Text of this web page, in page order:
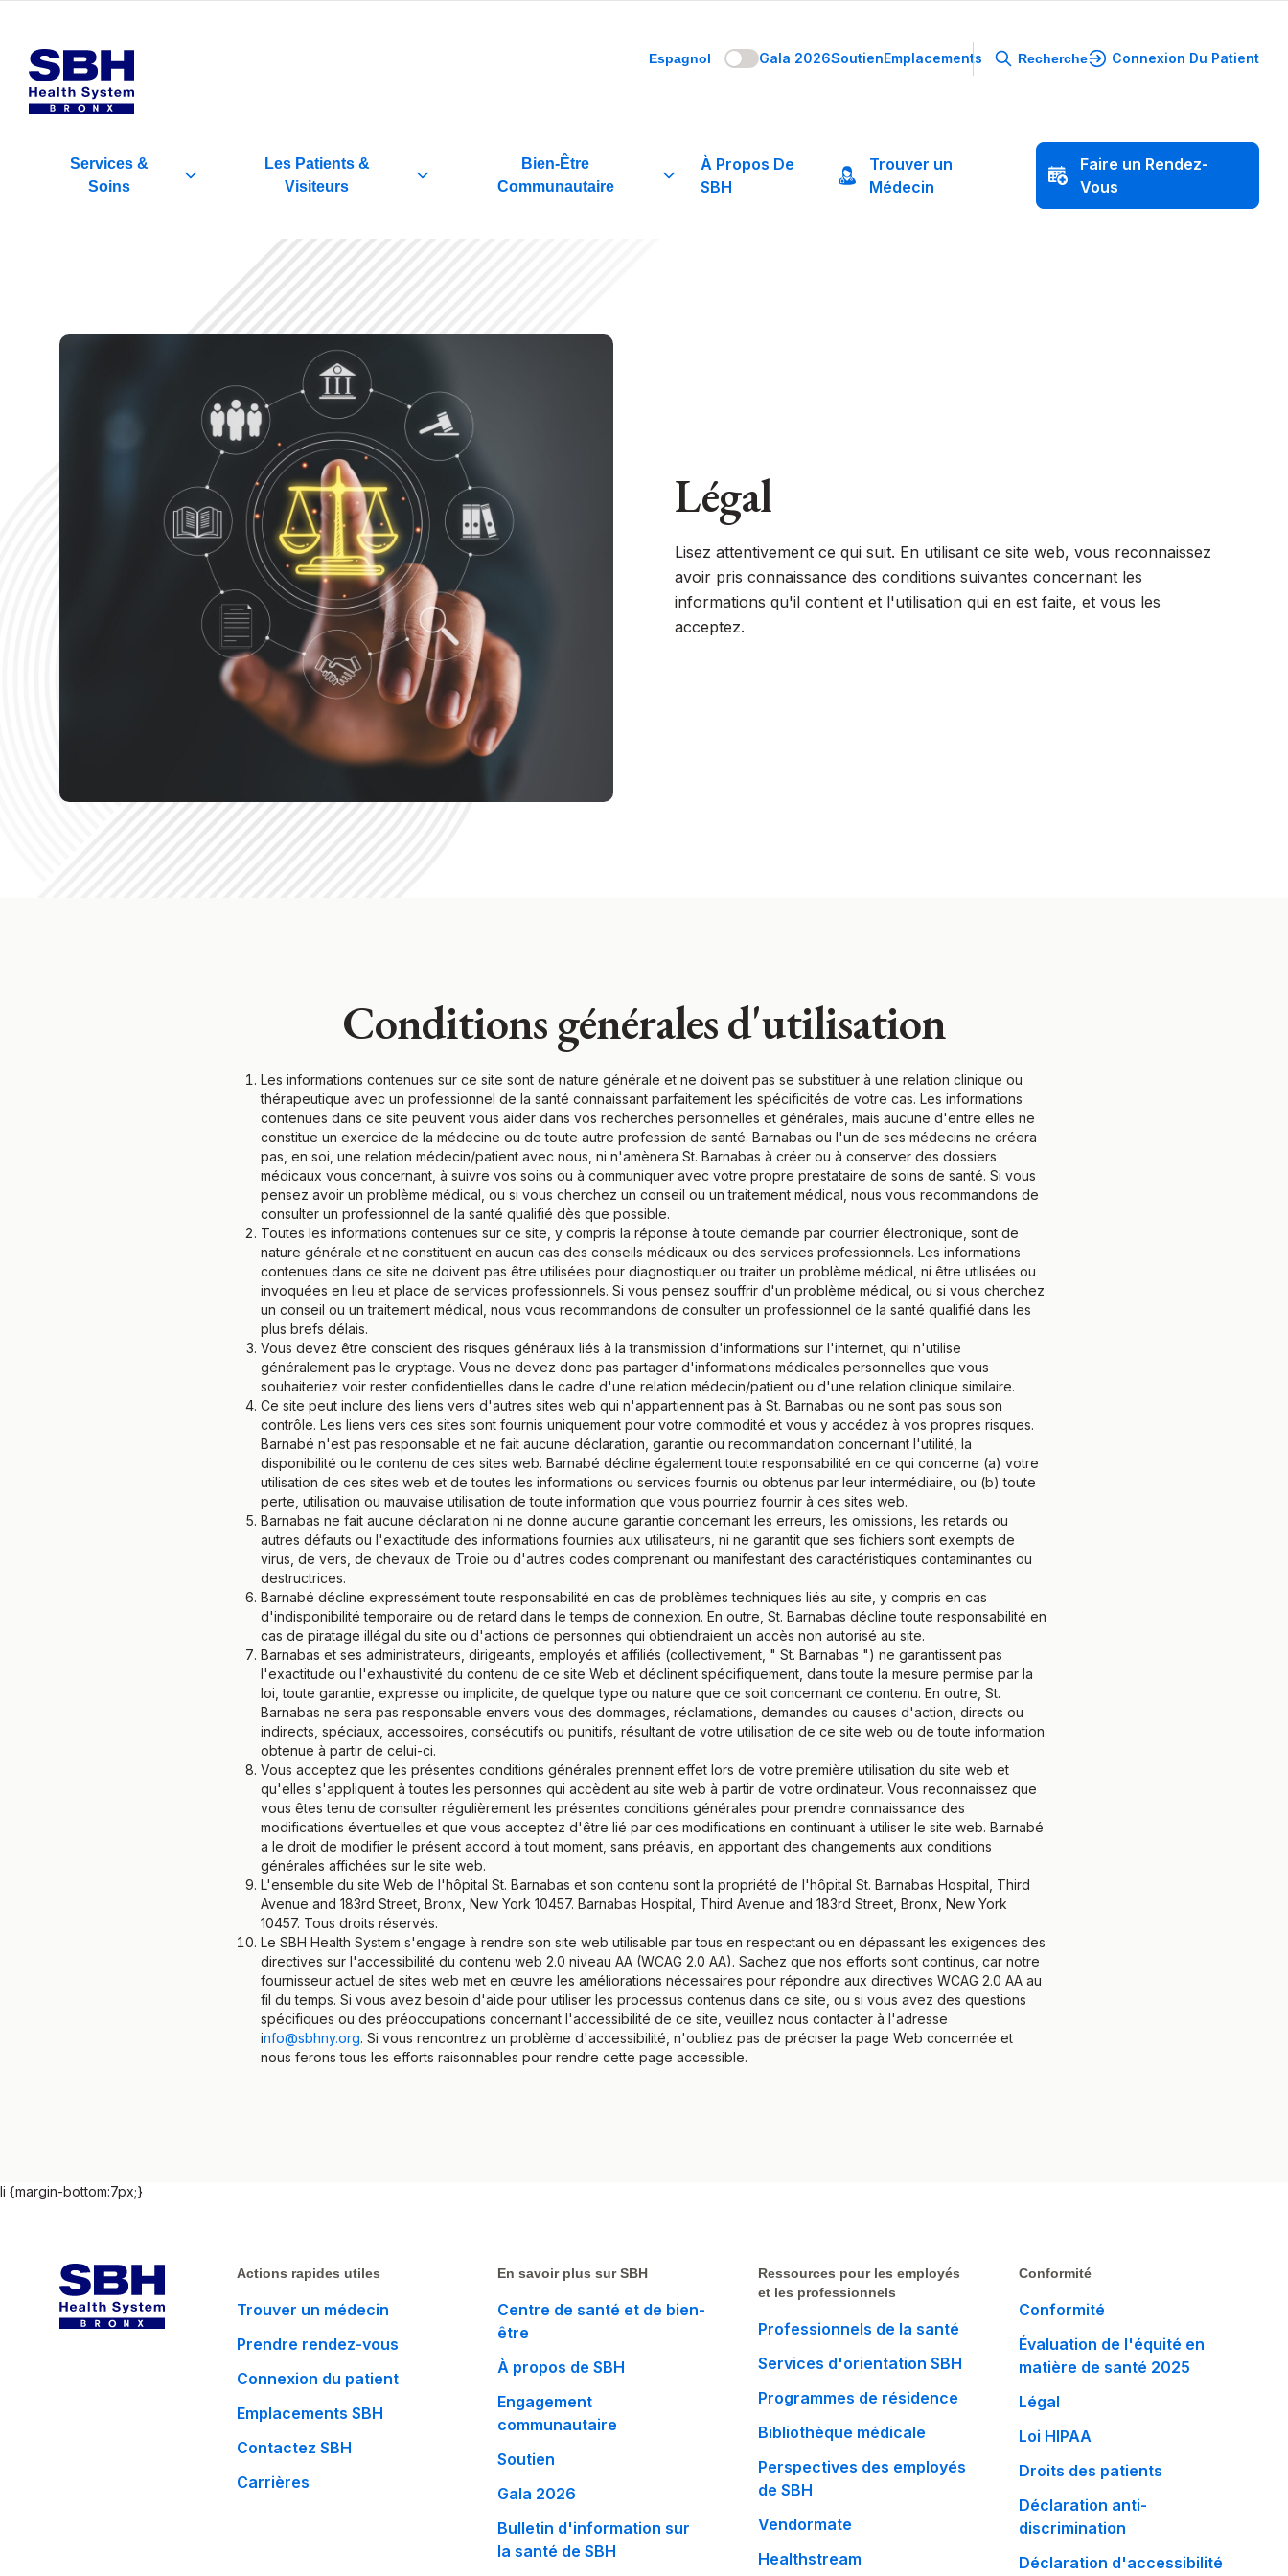
Espagnol Gala 2026SoutienEmplacements Recherche Connexion Du Patient
Services &
Soins
Les Patients &
Visiteurs
Bien-Être
Communautaire
À Propos De
SBH
Trouver un
Médecin
Faire un Rendez-
Vous
Légal
Lisez attentivement ce qui suit. En utilisant ce site web, vous reconnaissez
avoir pris connaissance des conditions suivantes concernant les
informations qu'il contient et l'utilisation qui en est faite, et vous les
acceptez.
Conditions générales d'utilisation
Les informations contenues sur ce site sont de nature générale et ne doivent pas se substituer à une relation clinique ou
thérapeutique avec un professionnel de la santé connaissant parfaitement les spécificités de votre cas. Les informations
contenues dans ce site peuvent vous aider dans vos recherches personnelles et générales, mais aucune d'entre elles ne
constitue un exercice de la médecine ou de toute autre profession de santé. Barnabas ou l'un de ses médecins ne créera
pas, en soi, une relation médecin/patient avec nous, ni n'amènera St. Barnabas à créer ou à conserver des dossiers
médicaux vous concernant, à suivre vos soins ou à communiquer avec votre propre prestataire de soins de santé. Si vous
pensez avoir un problème médical, ou si vous cherchez un conseil ou un traitement médical, nous vous recommandons de
consulter un professionnel de la santé qualifié dès que possible.
Toutes les informations contenues sur ce site, y compris la réponse à toute demande par courrier électronique, sont de
nature générale et ne constituent en aucun cas des conseils médicaux ou des services professionnels. Les informations
contenues dans ce site ne doivent pas être utilisées pour diagnostiquer ou traiter un problème médical, ni être utilisées ou
invoquées en lieu et place de services professionnels. Si vous pensez souffrir d'un problème médical, ou si vous cherchez
un conseil ou un traitement médical, nous vous recommandons de consulter un professionnel de la santé qualifié dans les
plus brefs délais.
Vous devez être conscient des risques généraux liés à la transmission d'informations sur l'internet, qui n'utilise
généralement pas le cryptage. Vous ne devez donc pas partager d'informations médicales personnelles que vous
souhaiteriez voir rester confidentielles dans le cadre d'une relation médecin/patient ou d'une relation clinique similaire.
Ce site peut inclure des liens vers d'autres sites web qui n'appartiennent pas à St. Barnabas ou ne sont pas sous son
contrôle. Les liens vers ces sites sont fournis uniquement pour votre commodité et vous y accédez à vos propres risques.
Barnabé n'est pas responsable et ne fait aucune déclaration, garantie ou recommandation concernant l'utilité, la
disponibilité ou le contenu de ces sites web. Barnabé décline également toute responsabilité en ce qui concerne (a) votre
utilisation de ces sites web et de toutes les informations ou services fournis ou obtenus par leur intermédiaire, ou (b) toute
perte, utilisation ou mauvaise utilisation de toute information que vous pourriez fournir à ces sites web.
Barnabas ne fait aucune déclaration ni ne donne aucune garantie concernant les erreurs, les omissions, les retards ou
autres défauts ou l'exactitude des informations fournies aux utilisateurs, ni ne garantit que ses fichiers sont exempts de
virus, de vers, de chevaux de Troie ou d'autres codes comprenant ou manifestant des caractéristiques contaminantes ou
destructrices.
Barnabé décline expressément toute responsabilité en cas de problèmes techniques liés au site, y compris en cas
d'indisponibilité temporaire ou de retard dans le temps de connexion. En outre, St. Barnabas décline toute responsabilité en
cas de piratage illégal du site ou d'actions de personnes qui obtiendraient un accès non autorisé au site.
Barnabas et ses administrateurs, dirigeants, employés et affiliés (collectivement, " St. Barnabas ") ne garantissent pas
l'exactitude ou l'exhaustivité du contenu de ce site Web et déclinent spécifiquement, dans toute la mesure permise par la
loi, toute garantie, expresse ou implicite, de quelque type ou nature que ce soit concernant ce contenu. En outre, St.
Barnabas ne sera pas responsable envers vous des dommages, réclamations, demandes ou causes d'action, directs ou
indirects, spéciaux, accessoires, consécutifs ou punitifs, résultant de votre utilisation de ce site web ou de toute information
obtenue à partir de celui-ci.
Vous acceptez que les présentes conditions générales prennent effet lors de votre première utilisation du site web et
qu'elles s'appliquent à toutes les personnes qui accèdent au site web à partir de votre ordinateur. Vous reconnaissez que
vous êtes tenu de consulter régulièrement les présentes conditions générales pour prendre connaissance des
modifications éventuelles et que vous acceptez d'être lié par ces modifications en continuant à utiliser le site web. Barnabé
a le droit de modifier le présent accord à tout moment, sans préavis, en apportant des changements aux conditions
générales affichées sur le site web.
L'ensemble du site Web de l'hôpital St. Barnabas et son contenu sont la propriété de l'hôpital St. Barnabas Hospital, Third
Avenue and 183rd Street, Bronx, New York 10457. Barnabas Hospital, Third Avenue and 183rd Street, Bronx, New York
10457. Tous droits réservés.
Le SBH Health System s'engage à rendre son site web utilisable par tous en respectant ou en dépassant les exigences des
directives sur l'accessibilité du contenu web 2.0 niveau AA (WCAG 2.0 AA). Sachez que nos efforts sont continus, car notre
fournisseur actuel de sites web met en œuvre les améliorations nécessaires pour répondre aux directives WCAG 2.0 AA au
fil du temps. Si vous avez besoin d'aide pour utiliser les processus contenus dans ce site, ou si vous avez des questions
spécifiques ou des préoccupations concernant l'accessibilité de ce site, veuillez nous contacter à l'adresse
info@sbhny.org. Si vous rencontrez un problème d'accessibilité, n'oubliez pas de préciser la page Web concernée et
nous ferons tous les efforts raisonnables pour rendre cette page accessible.
li {margin-bottom:7px;}
Actions rapides utiles
Trouver un médecin
Prendre rendez-vous
Connexion du patient
Emplacements SBH
Contactez SBH
Carrières
En savoir plus sur SBH
Centre de santé et de bien-
être
À propos de SBH
Engagement
communautaire
Soutien
Gala 2026
Bulletin d'information sur
la santé de SBH
Ressources pour les employés
et les professionnels
Professionnels de la santé
Services d'orientation SBH
Programmes de résidence
Bibliothèque médicale
Perspectives des employés
de SBH
Vendormate
Healthstream
Conformité
Conformité
Évaluation de l'équité en
matière de santé 2025
Légal
Loi HIPAA
Droits des patients
Déclaration anti-
discrimination
Déclaration d'accessibilité